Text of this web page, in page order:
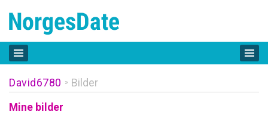
David6780 » Bilder
Mine bilder